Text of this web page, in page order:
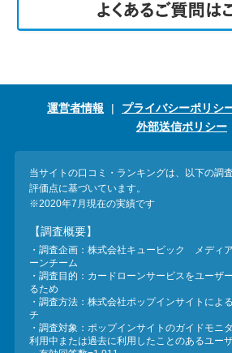
運営者情報 プライバシーポリシ
外部送信ポリシー
当サイトの口コミ・ランキングは、以下の調
評価点に基づいています。
※2020年7月現在の実績です
【調査概要】
・調査企画：株式会社キュービック メディ
ーンチーム
・調査目的：カードローンサービスをユーザ
るため
・調査方法：株式会社ポップインサイトによ
チ
・調査対象：ポップインサイトのガイドモニ
利用中または過去に利用したことのあるユー